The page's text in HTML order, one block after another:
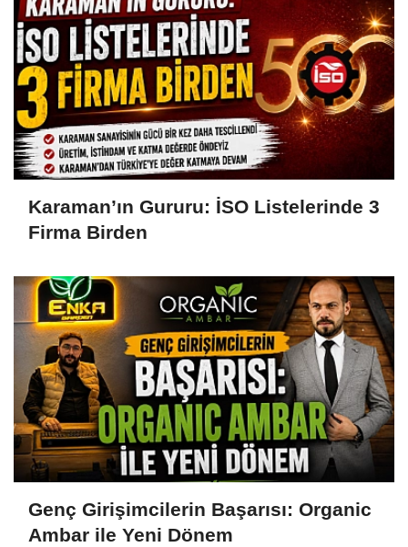
Karaman’ın Gururu: İSO Listelerinde 3
Firma Birden
Genç Girişimcilerin Başarısı: Organic
Ambar ile Yeni Dönem